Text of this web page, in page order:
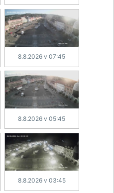
8.8.2026 v 07:45
8.8.2026 v 05:45
8.8.2026 v 03:45